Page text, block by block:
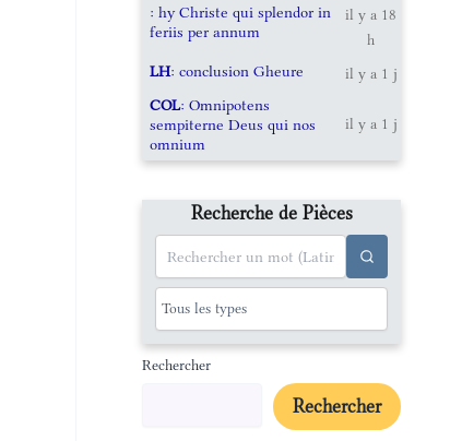
: hy Christe qui splendor in
feriis per annum
il y a 18
h
LH: conclusion Gheure il y a 1 j
COL: Omnipotens
sempiterne Deus qui nos
omnium
il y a 1 j
Recherche de Pièces
Rechercher
Rechercher